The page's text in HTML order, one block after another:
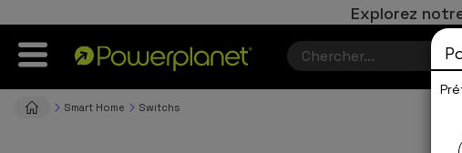
Explorez
Smart Home Switchs